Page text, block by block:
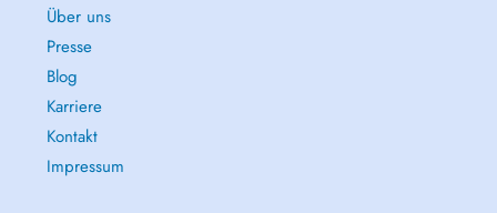
Über uns
Presse
Blog
Karriere
Kontakt
Impressum